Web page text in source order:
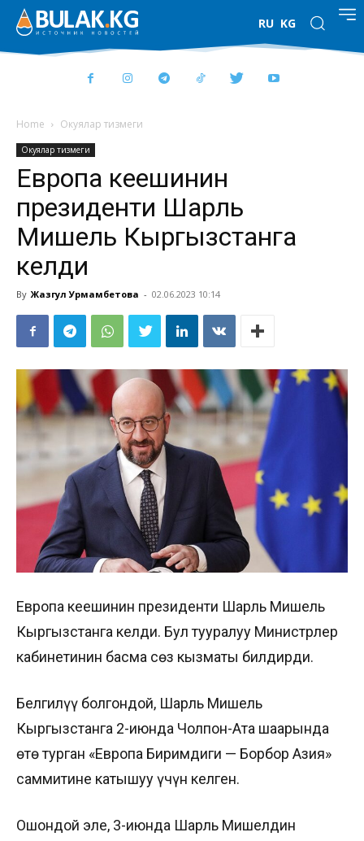
RU KG
Home Окуялар тизмеги
Окуялар тизмеги
Европа кеңешинин
президенти Шарль
Мишель Кыргызстанга
келди
By Жазгул Урмамбетова - 02.06.2023 10:14
Европа кеңешинин президенти Шарль Мишель
Кыргызстанга келди. Бул тууралуу Министрлер
кабинетинин басма сөз кызматы билдирди.
Белгилүү болгондой, Шарль Мишель
Кыргызстанга 2-июнда Чолпон-Ата шаарында
өтө турган «Европа Биримдиги — Борбор Азия»
саммитине катышуу үчүн келген.
Ошондой эле, 3-июнда Шарль Мишелдин